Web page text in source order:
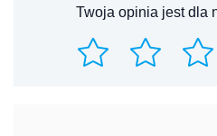
Twoja opinia jest dla